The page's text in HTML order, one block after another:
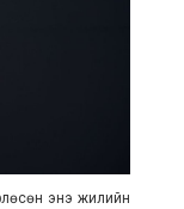
энэ жилийн